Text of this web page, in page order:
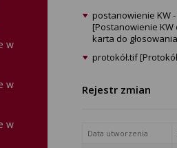
w
w
w
postanowienie KW
[Postanowienie
karta do
protokół.tif
Rejestr zmian
Data utworzenia